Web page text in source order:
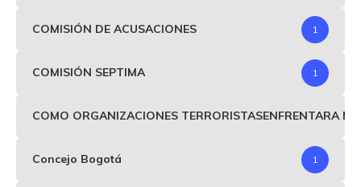
COMISIÓN DE ACUSACIONES 1
COMISIÓN SEPTIMA 1
COMO ORGANIZACIONES TERRORISTASENFRENTARA
Concejo Bogotá 1